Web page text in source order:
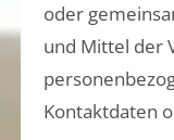
oder
und Mittel der
Kontaktdaten